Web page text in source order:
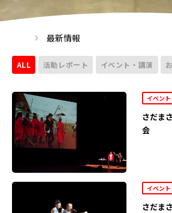
最新情報
ALL 活動レポート イベント・講演
イベン
さだま
会
イベン
さだま